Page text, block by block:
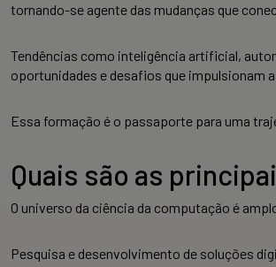
tornando-se agente das mudanças que
Tendências como inteligência artificial,
oportunidades e desafios que impulsionam
Essa formação é o passaporte para uma
Quais são as
O universo da ciência da computação é
Pesquisa e desenvolvimento de soluções